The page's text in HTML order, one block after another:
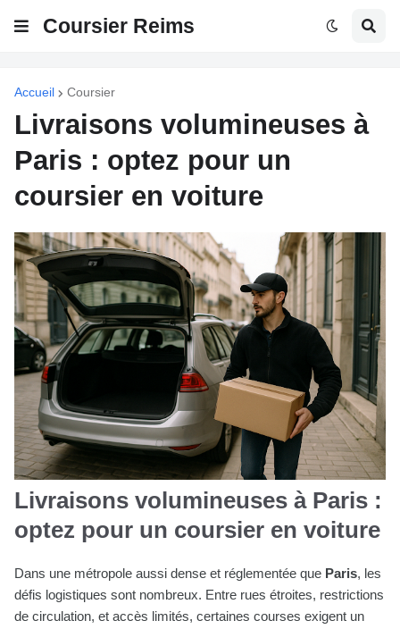
Coursier Reims
Accueil Coursier
Livraisons volumineuses à
Paris : optez pour un
coursier en voiture
Livraisons volumineuses à Paris :
optez pour un coursier en voiture
Dans une métropole aussi dense et réglementée que Paris, les
défis logistiques sont nombreux. Entre rues étroites, restrictions
de circulation, et accès limités, certaines courses exigent un